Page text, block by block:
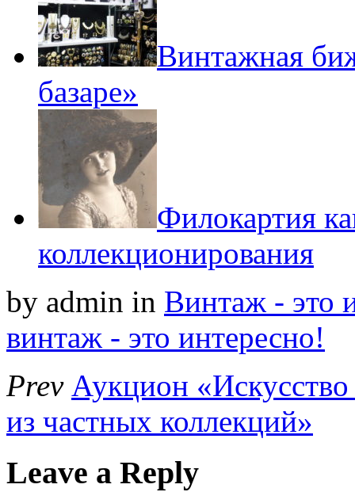
Винтажная
базаре»
Филокартия
коллекционирования
by admin in Винтаж - это
винтаж - это интересно!
Prev Аукцион
из частных коллекций»
Leave a Reply